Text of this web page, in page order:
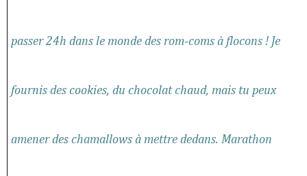
passer 24h dans le monde des rom-coms à flocons ! Je
fournis des cookies, du chocolat chaud, mais tu peux
amener des chamallows à mettre dedans. Marathon